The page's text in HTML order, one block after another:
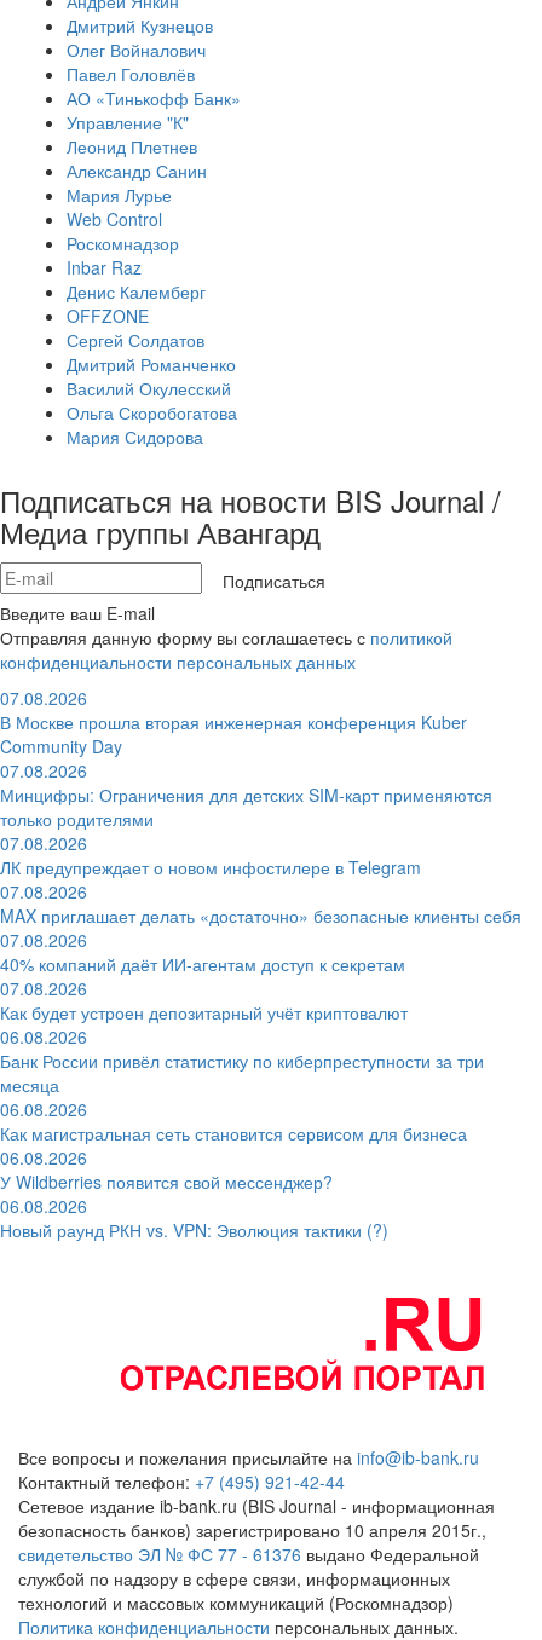
Дмитрий Кузнецов
Олег Войналович
Павел Головлёв
АО «Тинькофф Банк»
Управление "К"
Леонид Плетнев
Александр Санин
Мария Лурье
Web Control
Роскомнадзор
Inbar Raz
Денис Калемберг
OFFZONE
Сергей Солдатов
Дмитрий Романченко
Василий Окулесский
Ольга Скоробогатова
Мария Сидорова
Подписаться на новости BIS Journal /
Медиа группы Авангард
Подписаться
Введите ваш E-mail
Отправляя данную форму вы соглашаетесь с политикой
конфиденциальности персональных данных
07.08.2026
В Москве прошла вторая инженерная конференция Kuber
Community Day
07.08.2026
Минцифры: Ограничения для детских SIM-карт применяются
только родителями
07.08.2026
ЛК предупреждает о новом инфостилере в Telegram
07.08.2026
MAX приглашает делать «достаточно» безопасные клиенты себя
07.08.2026
40% компаний даёт ИИ‑агентам доступ к секретам
07.08.2026
Как будет устроен депозитарный учёт криптовалют
06.08.2026
Банк России привёл статистику по киберпреступности за три
месяца
06.08.2026
Как магистральная сеть становится сервисом для бизнеса
06.08.2026
У Wildberries появится свой мессенджер?
06.08.2026
Новый раунд РКН vs. VPN: Эволюция тактики (?)
Все вопросы и пожелания присылайте на info@ib-bank.ru
Контактный телефон: +7 (495) 921-42-44
Сетевое издание ib-bank.ru (BIS Journal - информационная
безопасность банков) зарегистрировано 10 апреля 2015г.,
свидетельство ЭЛ № ФС 77 - 61376 выдано Федеральной
службой по надзору в сфере связи, информационных
технологий и массовых коммуникаций (Роскомнадзор)
Политика конфиденциальности персональных данных.